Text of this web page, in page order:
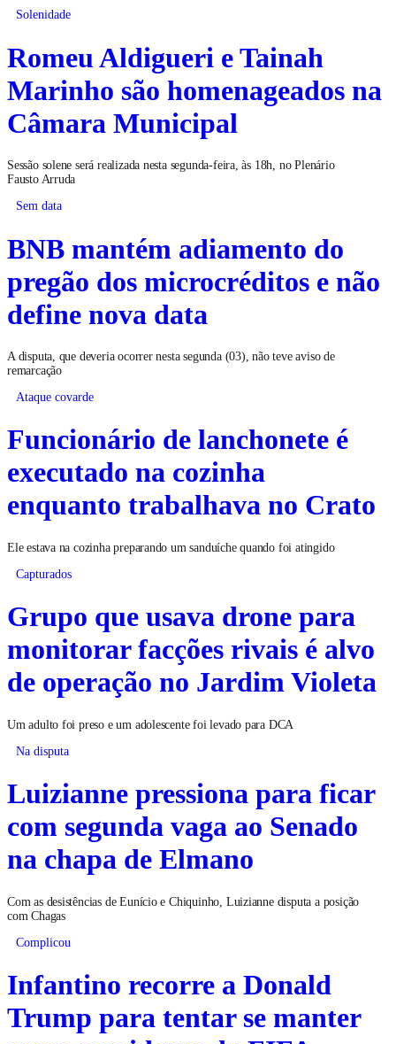
Solenidade
Romeu Aldigueri e Tainah
Marinho são homenageados na
Câmara Municipal
Sessão solene será realizada nesta segunda-feira, às 18h, no Plenário
Fausto Arruda
Sem data
BNB mantém adiamento do
pregão dos microcréditos e não
define nova data
A disputa, que deveria ocorrer nesta segunda (03), não teve aviso de
remarcação
Ataque covarde
Funcionário de lanchonete é
executado na cozinha
enquanto trabalhava no Crato
Ele estava na cozinha preparando um sanduíche quando foi atingido
Capturados
Grupo que usava drone para
monitorar facções rivais é alvo
de operação no Jardim Violeta
Um adulto foi preso e um adolescente foi levado para DCA
Na disputa
Luizianne pressiona para ficar
com segunda vaga ao Senado
na chapa de Elmano
Com as desistências de Eunício e Chiquinho, Luizianne disputa a posição
com Chagas
Complicou
Infantino recorre a Donald
Trump para tentar se manter